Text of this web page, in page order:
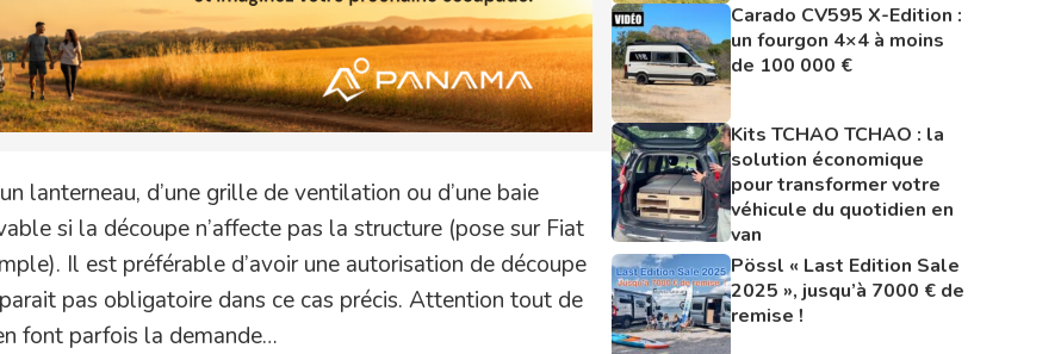
lanterneau, d’une grille de ventilation ou d’une baie
si la découpe n’affecte pas la structure (pose sur Fiat
Il est préférable d’avoir une autorisation de découpe
pas obligatoire dans ce cas précis. Attention tout de
font parfois la demande…
Carado CV595 X-Edition :
un fourgon 4×4 à moins
de 100 000 €
Kits TCHAO TCHAO : la
solution économique
pour transformer votre
véhicule du quotidien en
van
Pössl « Last Edition Sale
2025 », jusqu’à 7000 € de
remise !